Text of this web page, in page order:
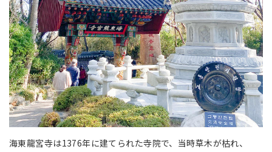
海東龍宮寺は1376年に建てられた寺院で、当時草木が枯れ、